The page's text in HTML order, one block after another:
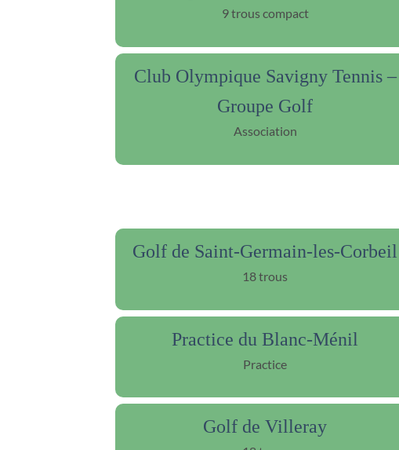
9 trous compact
Club Olympique Savigny Tennis –
Groupe Golf
Association
Golf de Saint-Germain-les-Corbeil
18 trous
Practice du Blanc-Ménil
Practice
Golf de Villeray